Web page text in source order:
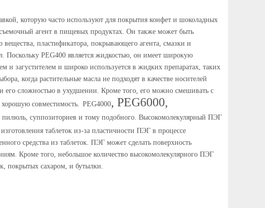
которую часто используют для покрытия конфет и шоколадных
агент в пищевых продуктах. Он также может быть
вещества, пластификатора, покрывающего агента, смазки и
Поскольку PEG400 является жидкостью, он имеет широкую
и загустителем и широко используется в жидких препаратах, таких
когда растительные масла не подходят в качестве носителей
его сложностью в ухудшении. Кроме того, его можно смешивать с
совместимость.
PEG4000, PEG6000,
пилюль, суппозиториев и тому подобного. Высокомолекулярный ПЭГ
таблеток из-за пластичности ПЭГ в процессе
средства из таблеток. ПЭГ может сделать поверхность
Кроме того, небольшое количество высокомолекулярного ПЭГ
покрытых сахаром, и бутылки.